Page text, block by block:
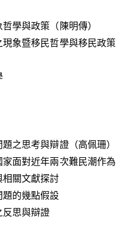
學與政策（陳明傳）
象暨移民哲學與移民政策
之思考與辯證（高佩珊）
面對近年兩次難民潮作為
關文獻探討
的幾點假設
思與辯證